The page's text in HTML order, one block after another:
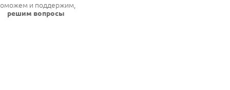
и поддержим,
решим вопросы